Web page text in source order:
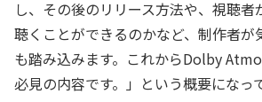
し、その後のリリース方法や、視聴
聴くことができるのかなど、制作者が
も踏み込みます。これからDolby
必見の内容です。」という概要になっ